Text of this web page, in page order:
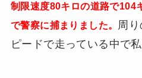
制限速度80キロの道路で104
で警察に捕まりました。 周
ピードで走っている中で